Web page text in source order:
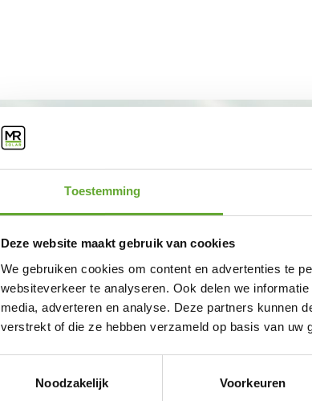
Toestemming
Deze website maakt gebruik van cookies
We gebruiken cookies om content en advertenties te
websiteverkeer te analyseren. Ook delen we
media, adverteren en analyse. Deze partners kunnen
verstrekt of die ze hebben verzameld op basis van uw
Noodzakelijk
Voorkeuren